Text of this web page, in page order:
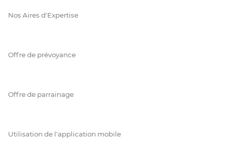
Nos Aires d'Expertise
Offre de prévoyance
Offre de parrainage
Utilisation de l'application mobile